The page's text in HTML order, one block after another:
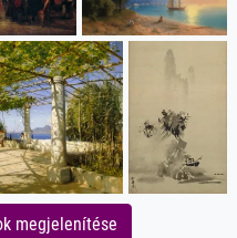
megjelenítése